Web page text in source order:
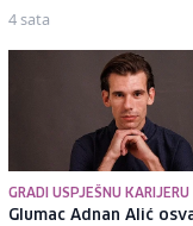
4 sata
GRADI USPJEŠNU KARIJERU
Glumac Adnan Alić